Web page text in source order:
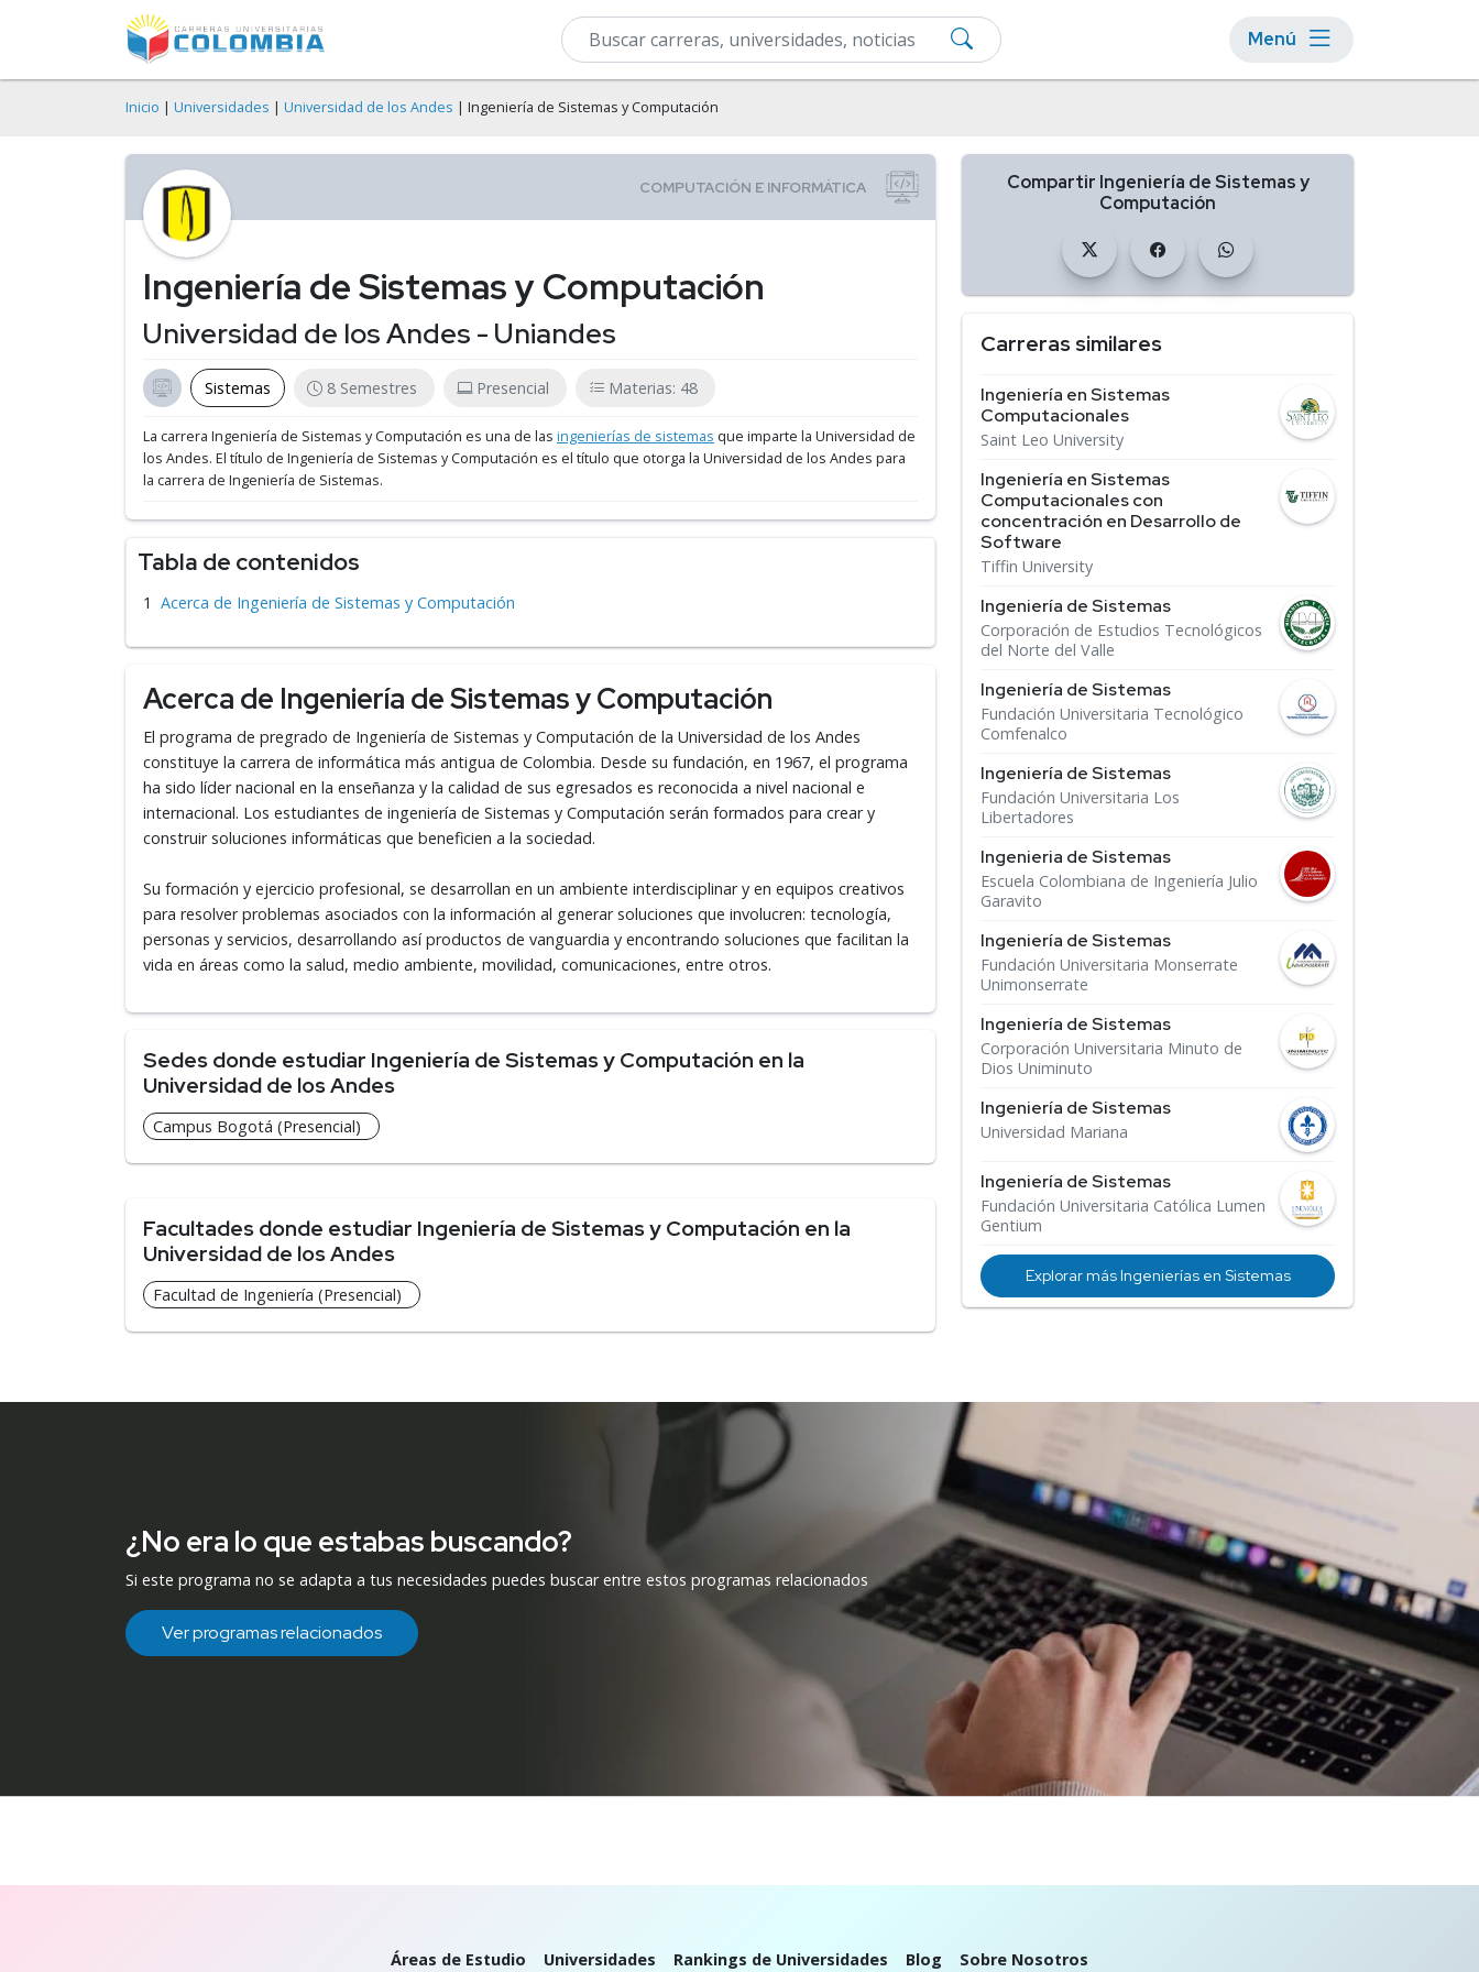
Menú
Inicio | Universidades | Universidad de los Andes | Ingeniería de Sistemas y Computación
Ingeniería de Sistemas y Computación
Universidad de los Andes - Uniandes
Sistemas 8 Semestres Presencial Materias: 48
La carrera Ingeniería de Sistemas y Computación es una de las ingenierías de sistemas que imparte la Universidad de
los Andes. El título de Ingeniería de Sistemas y Computación es el título que otorga la Universidad de los Andes para
la carrera de Ingeniería de Sistemas.
Tabla de contenidos
Acerca de Ingeniería de Sistemas y Computación
Acerca de Ingeniería de Sistemas y Computación
El programa de pregrado de Ingeniería de Sistemas y Computación de la Universidad de los Andes
constituye la carrera de informática más antigua de Colombia. Desde su fundación, en 1967, el programa
ha sido líder nacional en la enseñanza y la calidad de sus egresados es reconocida a nivel nacional e
internacional. Los estudiantes de ingeniería de Sistemas y Computación serán formados para crear y
construir soluciones informáticas que beneficien a la sociedad.
Su formación y ejercicio profesional, se desarrollan en un ambiente interdisciplinar y en equipos creativos
para resolver problemas asociados con la información al generar soluciones que involucren: tecnología,
personas y servicios, desarrollando así productos de vanguardia y encontrando soluciones que facilitan la
vida en áreas como la salud, medio ambiente, movilidad, comunicaciones, entre otros.
Sedes donde estudiar Ingeniería de Sistemas y Computación en la
Universidad de los Andes
Campus Bogotá (Presencial)
Facultades donde estudiar Ingeniería de Sistemas y Computación en la
Universidad de los Andes
Facultad de Ingeniería (Presencial)
Compartir Ingeniería de Sistemas y
Computación
Carreras similares
Ingeniería en Sistemas
Computacionales
Saint Leo University
Ingeniería en Sistemas
Computacionales con
concentración en Desarrollo de
Software
Tiffin University
Ingeniería de Sistemas
Corporación de Estudios Tecnológicos
del Norte del Valle
Ingeniería de Sistemas
Fundación Universitaria Tecnológico
Comfenalco
Ingeniería de Sistemas
Fundación Universitaria Los
Libertadores
Ingenieria de Sistemas
Escuela Colombiana de Ingeniería Julio
Garavito
Ingeniería de Sistemas
Fundación Universitaria Monserrate
Unimonserrate
Ingeniería de Sistemas
Corporación Universitaria Minuto de
Dios Uniminuto
Ingeniería de Sistemas
Universidad Mariana
Ingeniería de Sistemas
Fundación Universitaria Católica Lumen
Gentium
Explorar más Ingenierías en Sistemas
¿No era lo que estabas buscando?
Si este programa no se adapta a tus necesidades puedes buscar entre estos programas relacionados
Ver programas relacionados
Áreas de Estudio Universidades Rankings de Universidades Blog Sobre Nosotros